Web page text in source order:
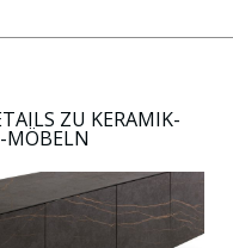
ZU KERAMIK-
MÖBELN